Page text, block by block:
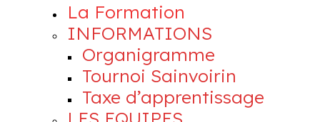
La Formation
INFORMATIONS
Organigramme
Tournoi Sainvoirin
Taxe d’apprentissage